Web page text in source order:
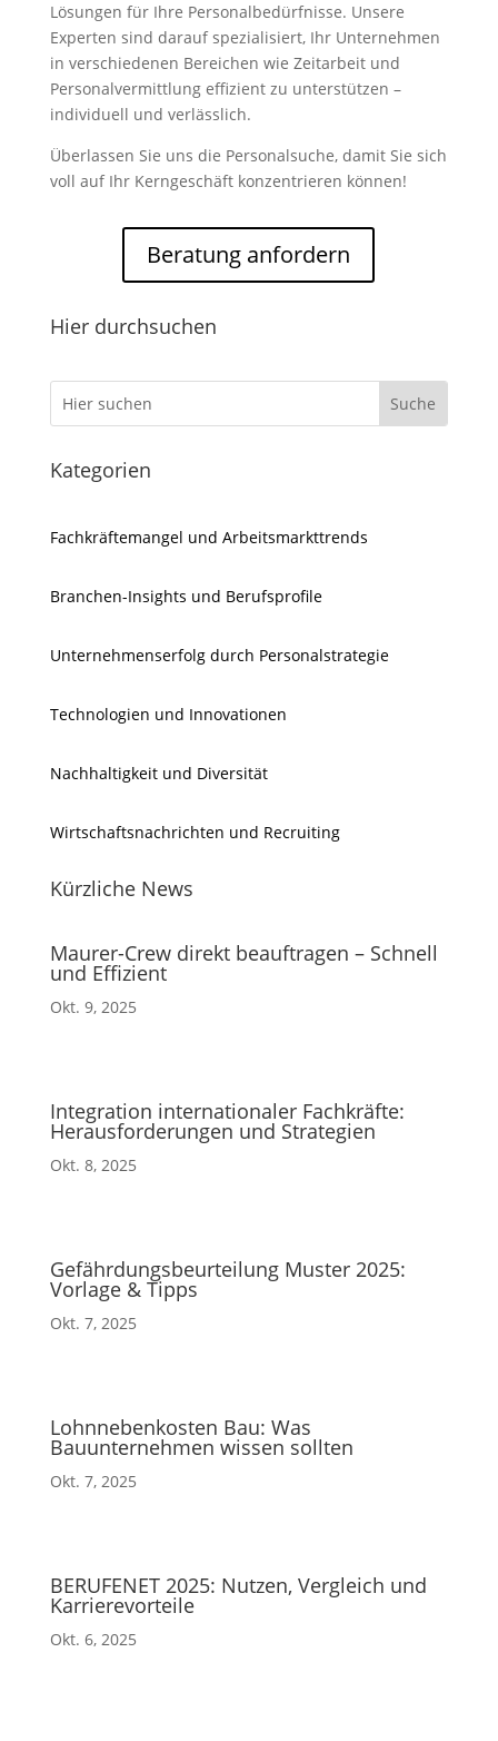
Lösungen für Ihre Personalbedürfnisse. Unsere
Experten sind darauf spezialisiert, Ihr Unternehmen
in verschiedenen Bereichen wie Zeitarbeit und
Personalvermittlung effizient zu unterstützen –
individuell und verlässlich.
Überlassen Sie uns die Personalsuche, damit Sie sich
voll auf Ihr Kerngeschäft konzentrieren können!
Beratung anfordern
Hier durchsuchen
Kategorien
Fachkräftemangel und Arbeitsmarkttrends
Branchen-Insights und Berufsprofile
Unternehmenserfolg durch Personalstrategie
Technologien und Innovationen
Nachhaltigkeit und Diversität
Wirtschaftsnachrichten und Recruiting
Kürzliche News
Maurer-Crew direkt beauftragen – Schnell
und Effizient
Okt. 9, 2025
Integration internationaler Fachkräfte:
Herausforderungen und Strategien
Okt. 8, 2025
Gefährdungsbeurteilung Muster 2025:
Vorlage & Tipps
Okt. 7, 2025
Lohnnebenkosten Bau: Was
Bauunternehmen wissen sollten
Okt. 7, 2025
BERUFENET 2025: Nutzen, Vergleich und
Karrierevorteile
Okt. 6, 2025